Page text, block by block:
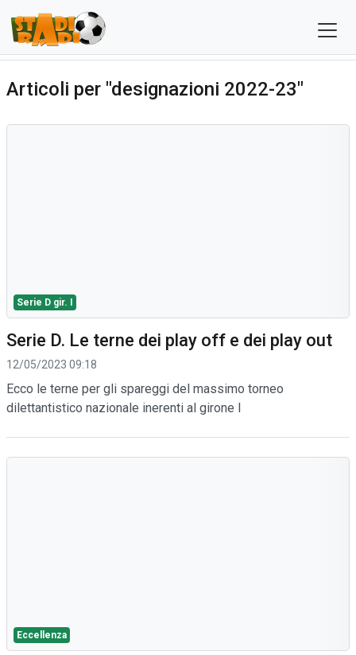
Articoli per "designazioni 2022-23"
Serie D gir. I
Serie D. Le terne dei play off e dei play out
12/05/2023 09:18
Ecco le terne per gli spareggi del massimo torneo
dilettantistico nazionale inerenti al girone I
Eccellenza